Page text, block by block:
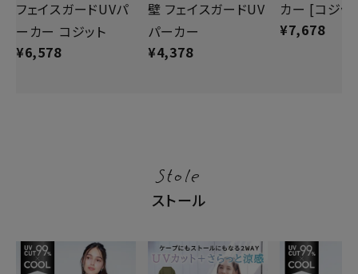
フェイスガードUVパ
ーカー コジット
¥6,578
壁 フェイスガードUV
パーカー
¥4,378
カー [コジッ
¥7,678
Stole
ストール